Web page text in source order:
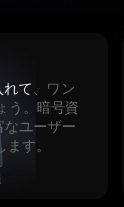
て、ワン
う。暗号資
なユーザー
す。